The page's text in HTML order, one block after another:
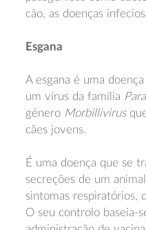
cão, as doenças
Esgana
A esgana é uma
um vírus da família
género Morbillivirus
cães jovens.
É uma doença que se
secreções de um
sintomas respiratórios,
O seu controlo baseia-